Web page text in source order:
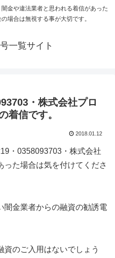
金や違法業者と思われる着信があった
場合は無視する事が大切です。
一覧サイト
・株式会社プロ
着信です。
2018.01.12
・0358093703・株式会社
った場合は気を付けてくださ
闇金業者からの融資の勧誘電
のご入用はないでしょう